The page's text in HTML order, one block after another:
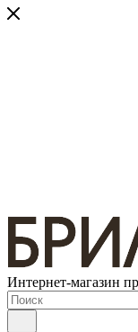
Интернет-магазин